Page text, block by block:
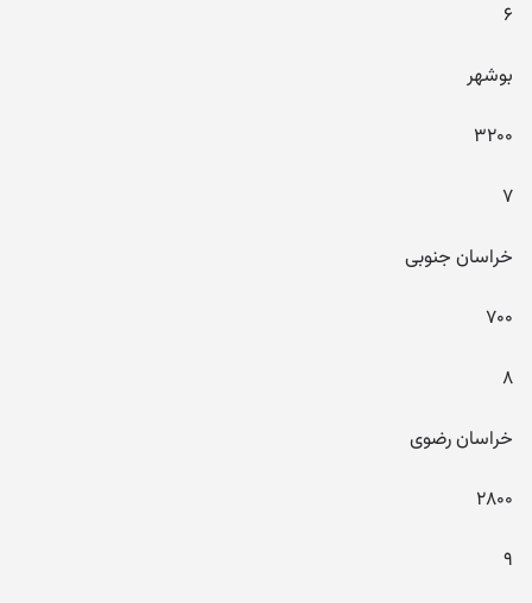
۶
بوشهر
۳۲۰۰
۷
خراسان جنوبی
۷۰۰
۸
خراسان رضوی
۲۸۰۰
۹